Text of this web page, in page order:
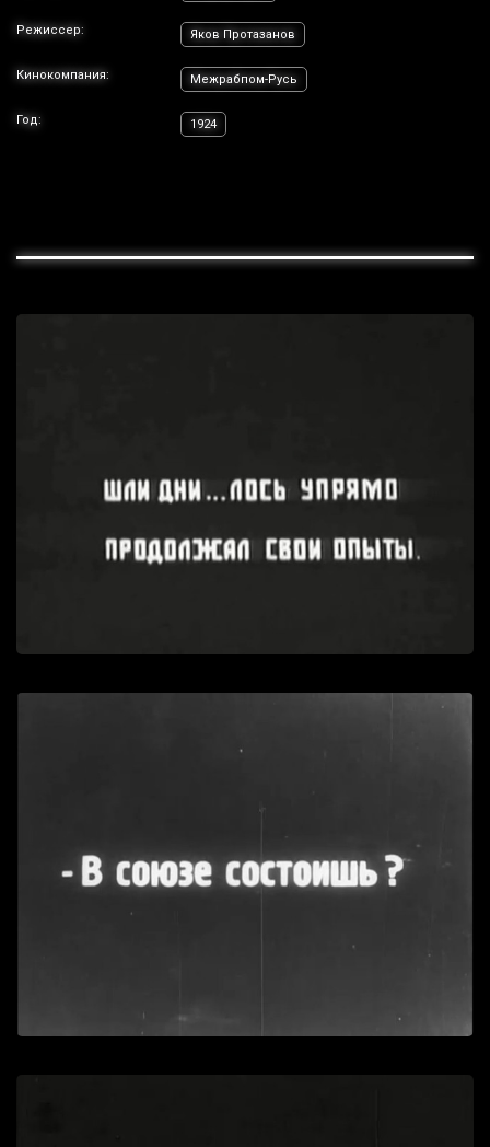
Режиссер: Яков Протазанов
Кинокомпания: Межрабпом-Русь
Год: 1924